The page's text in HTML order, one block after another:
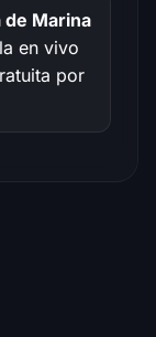
de Marina
en vivo
por